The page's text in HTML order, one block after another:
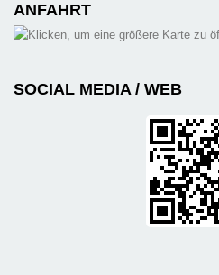
ANFAHRT
SOCIAL MEDIA / WEB